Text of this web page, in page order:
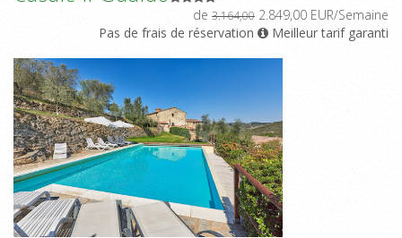
de 3.164,00 2.849,00 EUR/Semaine
Pas de frais de réservation
Meilleur tarif garanti